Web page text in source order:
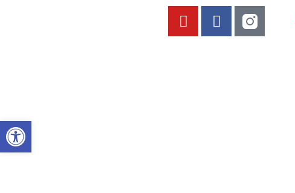
פתח